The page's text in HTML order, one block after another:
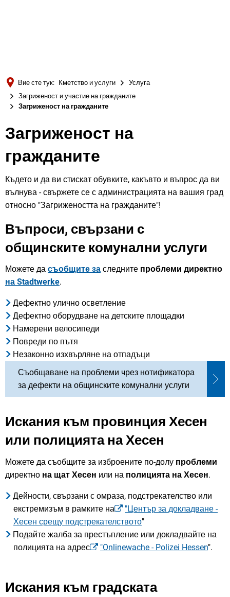
Вие сте тук: Кметство и услуги
Услуга
Загриженост и участие на гражданите
Загриженост на гражданите
Загриженост на
гражданите
Където и да ви стискат обувките, какъвто и въпрос да ви
вълнува - свържете се с администрацията на вашия град
относно "Загрижеността на гражданите"!
Въпроси, свързани с
общинските комунални услуги
Можете да съобщите за следните проблеми директно
на Stadtwerke.
Дефектно улично осветление
Дефектно оборудване на детските площадки
Намерени велосипеди
Повреди по пътя
Незаконно изхвърляне на отпадъци
Съобщаване на проблеми чрез нотификатора
за дефекти на общинските комунални услуги
Искания към провинция Хесен
или полицията на Хесен
Можете да съобщите за изброените по-долу проблеми
директно на щат Хесен или на полицията на Хесен.
Дейности, свързани с омраза, подстрекателство или
екстремизъм в рамките на
"Център за докладване -
Хесен срещу подстрекателството"
Подайте жалба за престъпление или докладвайте на
полицията на адрес
"Onlinewache - Polizei Hessen".
Искания към градската